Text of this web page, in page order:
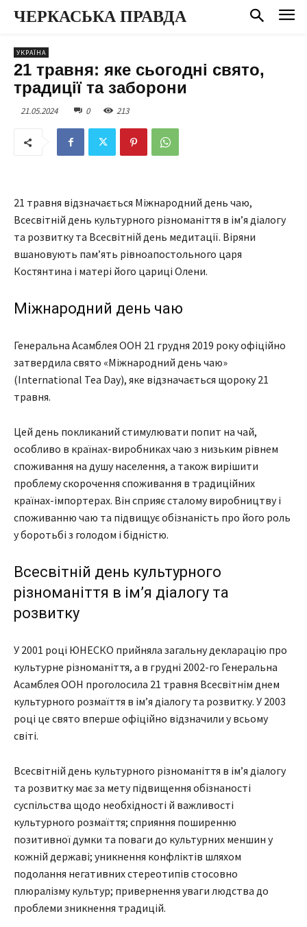
ЧЕРКАСЬКА ПРАВДА
УКРАЇНА
21 травня: яке сьогодні свято,
традиції та заборони
21.05.2024 0 213
21 травня відзначається Міжнародний день чаю,
Всесвітній день культурного різноманіття в ім’я діалогу
та розвитку та Всесвітній день медитації. Віряни
вшановують пам’ять рівноапостольного царя
Костянтина і матері його цариці Олени.
Міжнародний день чаю
Генеральна Асамблея ООН 21 грудня 2019 року офіційно
затвердила свято «Міжнародний день чаю»
(International Tea Day), яке відзначається щороку 21
травня.
Цей день покликаний стимулювати попит на чай,
особливо в країнах-виробниках чаю з низьким рівнем
споживання на душу населення, а також вирішити
проблему скорочення споживання в традиційних
країнах-імпортерах. Він сприяє сталому виробництву і
споживанню чаю та підвищує обізнаність про його роль
у боротьбі з голодом і бідністю.
Всесвітній день культурного
різноманіття в ім’я діалогу та
розвитку
У 2001 році ЮНЕСКО прийняла загальну декларацію про
культурне різноманіття, а в грудні 2002-го Генеральна
Асамблея ООН проголосила 21 травня Всесвітнім днем
культурного розмаїття в ім’я діалогу та розвитку. У 2003
році це свято вперше офіційно відзначили у всьому
світі.
Всесвітній день культурного різноманіття в ім’я діалогу
та розвитку має за мету підвищення обізнаності
суспільства щодо необхідності й важливості
культурного розмаїття; сприяння поширенню
позитивної думки та поваги до культурних меншин у
кожній державі; уникнення конфліктів шляхом
подолання негативних стереотипів стосовно
плюралізму культур; привернення уваги людства до
проблеми зникнення традицій.